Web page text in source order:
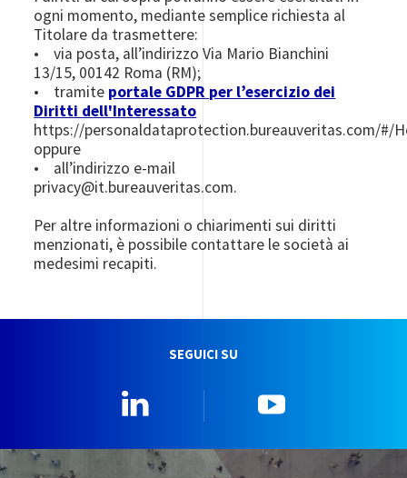
ogni momento, mediante semplice richiesta al
Titolare da trasmettere:
• via posta, all’indirizzo Via Mario Bianchini
13/15, 00142 Roma (RM);
• tramite portale GDPR per l’esercizio dei
Diritti dell'Interessato
https://personaldataprotection.bureauveritas.com/#/
oppure
• all’indirizzo e-mail
privacy@it.bureauveritas.com.
Per altre informazioni o chiarimenti sui diritti
menzionati, è possibile contattare le società ai
medesimi recapiti.
SEGUICI SU